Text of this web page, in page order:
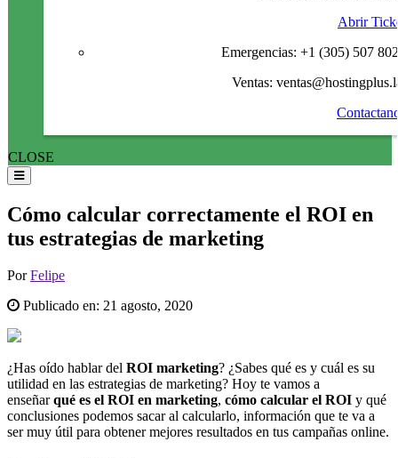
Abrir
Emergencias: +1 (305) 507
Ventas:
CLOSE
Cómo calcular correctamente el ROI en
tus estrategias de marketing
PorFelipe
Publicado en: 21 agosto, 2020
¿Has oído hablar del ROI marketing? ¿Sabes qué es y cuál es su
utilidad en las estrategias de marketing? Hoy te vamos a
enseñarqué es el ROI en marketing, cómo calcular el ROI y qué
conclusiones podemos sacar al calcularlo, información que te va a
ser muy útil para obtener mejores resultados en tus campañas online.